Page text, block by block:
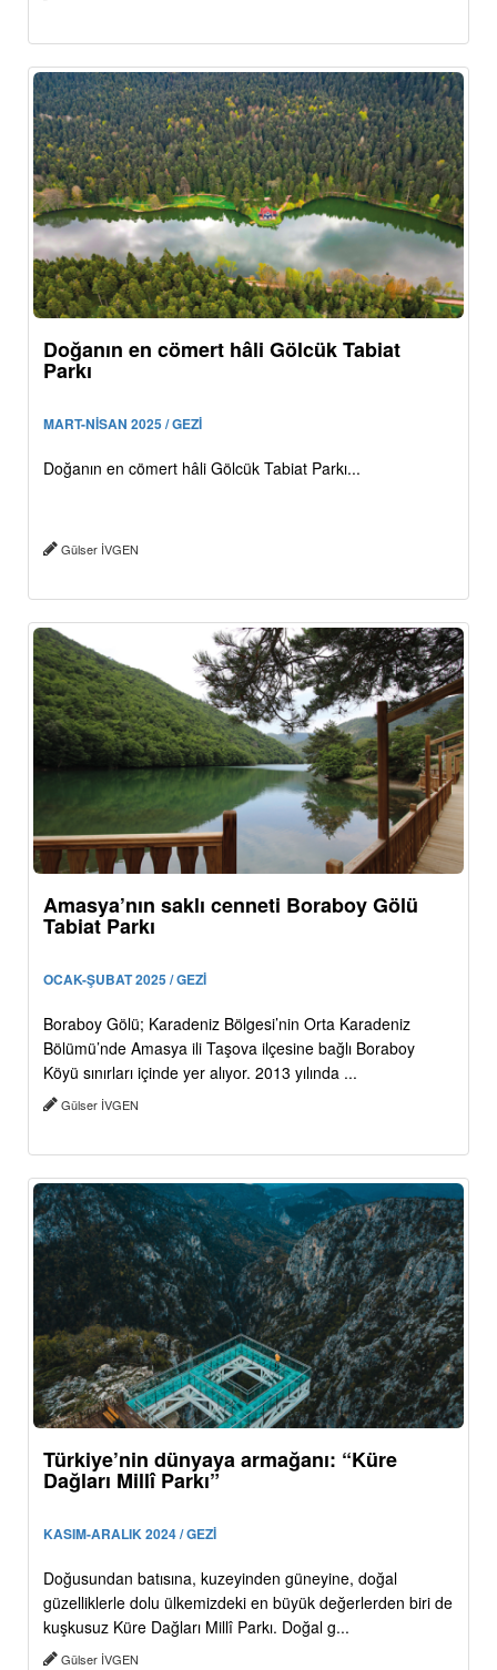
Doğanın en cömert hâli Gölcük Tabiat
Parkı
MART-NİSAN 2025 / GEZİ
Doğanın en cömert hâli Gölcük Tabiat Parkı...
Gülser İVGEN
Amasya’nın saklı cenneti Boraboy Gölü
Tabiat Parkı
OCAK-ŞUBAT 2025 / GEZİ
Boraboy Gölü; Karadeniz Bölgesi’nin Orta Karadeniz
Bölümü’nde Amasya ili Taşova ilçesine bağlı Boraboy
Köyü sınırları içinde yer alıyor. 2013 yılında ...
Gülser İVGEN
Türkiye’nin dünyaya armağanı: “Küre
Dağları Millî Parkı”
KASIM-ARALIK 2024 / GEZİ
Doğusundan batısına, kuzeyinden güneyine, doğal
güzelliklerle dolu ülkemizdeki en büyük değerlerden biri de
kuşkusuz Küre Dağları Millî Parkı. Doğal g...
Gülser İVGEN